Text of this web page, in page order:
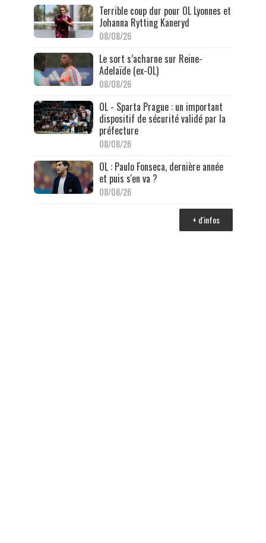
Terrible coup dur pour OL Lyonnes et
Johanna Rytting Kaneryd
08/08/26
Le sort s’acharne sur Reine-
Adelaïde (ex-OL)
08/08/26
OL - Sparta Prague : un important
dispositif de sécurité validé par la
préfecture
08/08/26
OL : Paulo Fonseca, dernière année
et puis s'en va ?
08/08/26
+ d'infos